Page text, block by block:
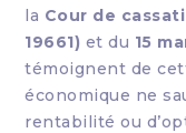
la Cour de
19661) et du 15
témoignent de
économique ne
rentabilité ou